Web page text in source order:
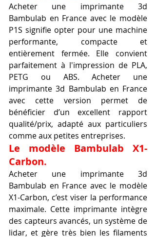
Acheter une imprimante 3d
Bambulab en France avec le modèle
P1S signifie opter pour une machine
performante, compacte et
entièrement fermée. Elle convient
parfaitement à l'impression de PLA,
PETG ou ABS. Acheter une
imprimante 3d Bambulab en France
avec cette version permet de
bénéficier d’un excellent rapport
qualité/prix, adapté aux particuliers
comme aux petites entreprises.
Le modèle Bambulab X1-
Carbon.
Acheter une imprimante 3d
Bambulab en France avec le modèle
X1-Carbon, c’est viser la performance
maximale. Cette imprimante intègre
des capteurs avancés, un système de
lidar, et gère très bien les filaments